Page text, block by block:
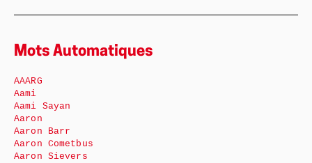
Mots Automatiques
AAARG
Aami
Aami Sayan
Aaron
Aaron Barr
Aaron Cometbus
Aaron Sievers